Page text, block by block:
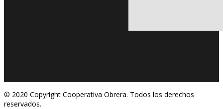
© 2020 Copyright Cooperativa Obrera. Todos los derechos
reservados.